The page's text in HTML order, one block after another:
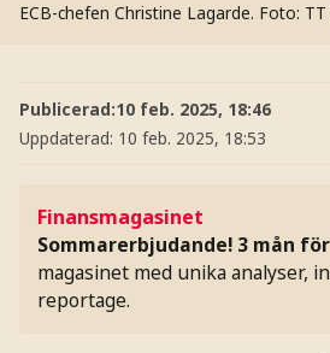
ECB-chefen Christine Lagarde. Foto:
Publicerad:10 feb. 2025, 18:46
Uppdaterad: 10 feb. 2025, 18:53
Finansmagasinet
Sommarerbjudande! 3 mån
magasinet med unika analyser,
reportage.